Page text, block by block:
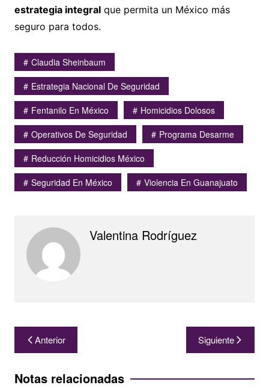
estrategia integralque permita un México más
seguro para todos.
Claudia Sheinbaum
Estrategia Nacional De Seguridad
Fentanilo En México
Homicidios Dolosos
Operativos De Seguridad
Programa Desarme
Reducción Homicidios México
Seguridad En México
Violencia En Guanajuato
Valentina Rodríguez
Navegación
de
entradas
Anterior Siguiente
Notas relacionadas